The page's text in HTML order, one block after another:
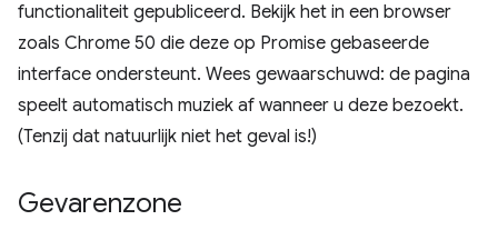
functionaliteit gepubliceerd. Bekijk het in een browser
zoals Chrome 50 die deze op Promise gebaseerde
interface ondersteunt. Wees gewaarschuwd: de pagina
speelt automatisch muziek af wanneer u deze bezoekt.
(Tenzij dat natuurlijk niet het geval is!)
Gevarenzone